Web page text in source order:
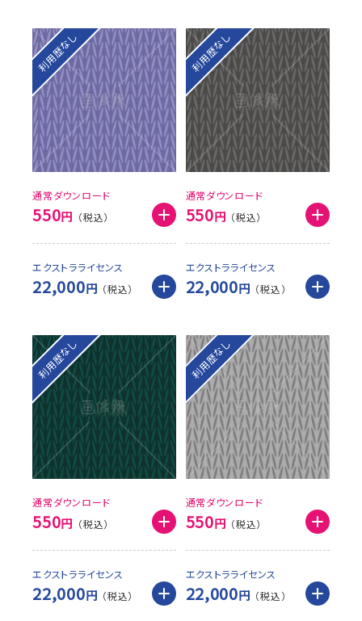
利用歴なし
通常ダウンロード
550円
エクストラライセンス
22,000円
利用歴なし
通常ダウンロード
550円
エクストラライセンス
22,000円
利用歴なし
通常ダウンロード
550円
エクストラライセンス
22,000円
利用歴なし
通常ダウンロード
550円
エクストラライセンス
22,000円